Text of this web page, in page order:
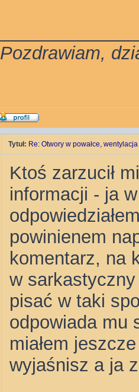
Pozdrawiam,
Tytuł: Re: Otwory w powałce, wentylacja
Ktoś zarzucił
informacji - ja
powinienem
komentarz, na
w
pisać w taki
odpowiada mu
miałem
wyjaśnisz a ja